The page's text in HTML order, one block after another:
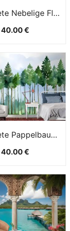
Fototapete Nebelige Flusswaldlandschaft
40.00 €
Fototapete Pappelbaum Mit CartoonMotiv
40.00 €